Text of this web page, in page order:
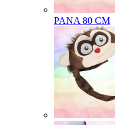
PANA 80 CM